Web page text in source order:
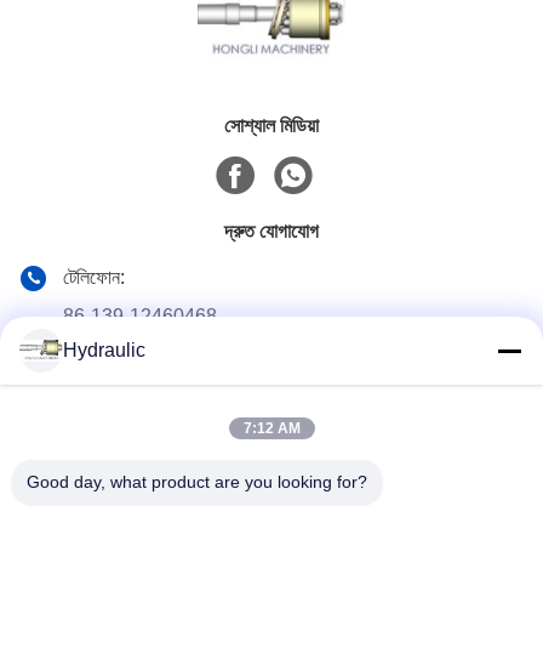
সোশ্যাল মিডিয়া
দ্রুত যোগাযোগ
টেলিফোন:
86-139-12460468
ই-মেইল
ফুড়ং ইন্ডাস্ট্রিয়াল পার্ক, জিশান জেলা, উক্সি সিটি
Hydraulic
7:12 AM
Good day, what product are you looking for?